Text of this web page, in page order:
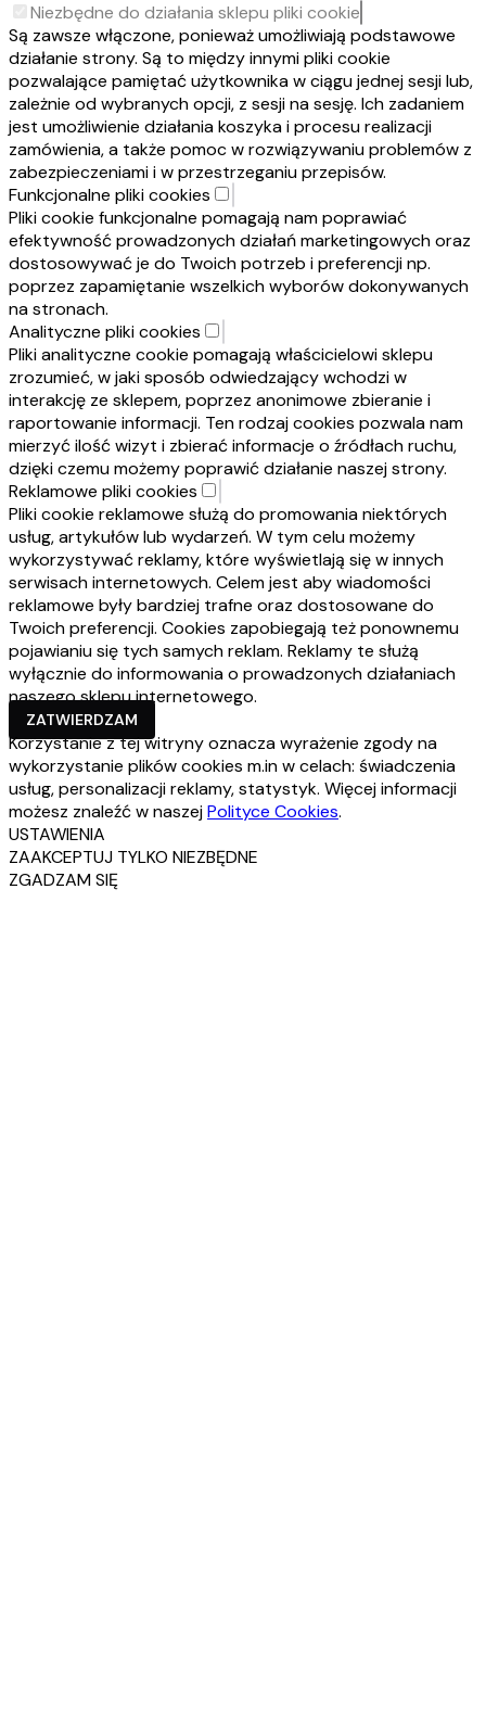
Niezbędne do działania sklepu pliki cookie
Są zawsze włączone, ponieważ umożliwiają podstawowe
działanie strony. Są to między innymi pliki cookie
pozwalające pamiętać użytkownika w ciągu jednej sesji lub,
zależnie od wybranych opcji, z sesji na sesję. Ich zadaniem
jest umożliwienie działania koszyka i procesu realizacji
zamówienia, a także pomoc w rozwiązywaniu problemów z
zabezpieczeniami i w przestrzeganiu przepisów.
Funkcjonalne pliki cookies
Pliki cookie funkcjonalne pomagają nam poprawiać
efektywność prowadzonych działań marketingowych oraz
dostosowywać je do Twoich potrzeb i preferencji np.
poprzez zapamiętanie wszelkich wyborów dokonywanych
na stronach.
Analityczne pliki cookies
Pliki analityczne cookie pomagają właścicielowi sklepu
zrozumieć, w jaki sposób odwiedzający wchodzi w
interakcję ze sklepem, poprzez anonimowe zbieranie i
raportowanie informacji. Ten rodzaj cookies pozwala nam
mierzyć ilość wizyt i zbierać informacje o źródłach ruchu,
dzięki czemu możemy poprawić działanie naszej strony.
Reklamowe pliki cookies
Pliki cookie reklamowe służą do promowania niektórych
usług, artykułów lub wydarzeń. W tym celu możemy
wykorzystywać reklamy, które wyświetlają się w innych
serwisach internetowych. Celem jest aby wiadomości
reklamowe były bardziej trafne oraz dostosowane do
Twoich preferencji. Cookies zapobiegają też ponownemu
pojawianiu się tych samych reklam. Reklamy te służą
wyłącznie do informowania o prowadzonych działaniach
naszego sklepu internetowego.
ZATWIERDZAM
Korzystanie z tej witryny oznacza wyrażenie zgody na
wykorzystanie plików cookies m.in w celach: świadczenia
usług, personalizacji reklamy, statystyk. Więcej informacji
możesz znaleźć w naszejPolityce Cookies.
USTAWIENIA
ZAAKCEPTUJ TYLKO NIEZBĘDNE
ZGADZAM SIĘ